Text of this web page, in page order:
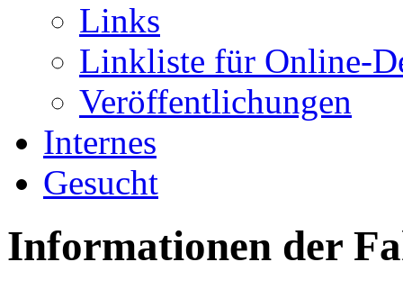
Links
Linkliste für Online-
Veröffentlichungen
Internes
Gesucht
Informationen der